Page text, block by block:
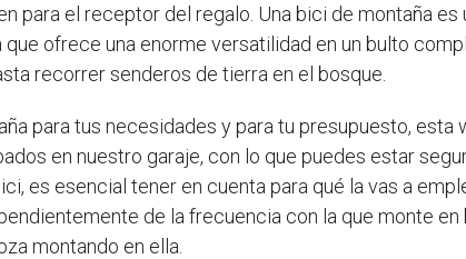
para el receptor del regalo. Una bici de montaña
que ofrece una enorme versatilidad en un bulto
recorrer senderos de tierra en el bosque.
para tus necesidades y para tu presupuesto,
en nuestro garaje, con lo que puedes estar
es esencial tener en cuenta para qué la vas a
de la frecuencia con la que monte
montando en ella.